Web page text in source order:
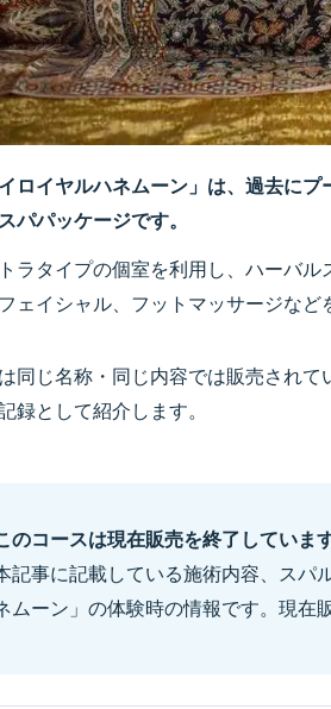
イロイヤルハネムーン」は、過去に
パパッケージです。
ラタイプの個室を利用し、ハーバ
ェイシャル、フットマッサージなど
同じ名称・同じ内容では販売され
録として紹介します。
のコースは現在販売を終了していま
記事に記載している施術内容、スパ
ムーン」の体験時の情報です。現在